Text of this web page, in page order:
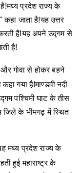
प्रदेश राज्य के
जाता है!यह उत्तर
करती है!यह अपने उद्गम से
है!
गोवा से होकर बहने
गया है!माण्डवी नदी
पश्चिमी घाट के तीस
जिले के भीमगढ़ में स्थित
मध्य प्रदेश राज्य के
हुई महाराष्ट्र के